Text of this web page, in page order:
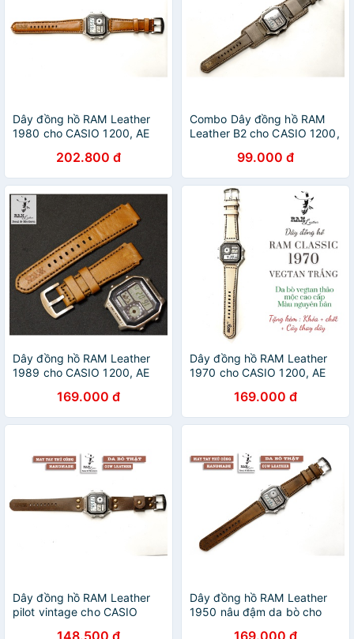
Dây đồng hồ RAM Leather
1980 cho CASIO 1200, AE
A168 , Size 18 da bò nâu
sáng
202.800 đ
Combo Dây đồng hồ RAM
Leather B2 cho CASIO 1200,
A168 , Size 18 da bò xám
99.000 đ
Dây đồng hồ RAM Leather
1989 cho CASIO 1200, AE
A168 , Size 18 da bê vàng
nâu
169.000 đ
Dây đồng hồ RAM Leather
1970 cho CASIO 1200, AE
A168 , Size 18 da bò Italia
Vegtan
169.000 đ
Dây đồng hồ RAM Leather
pilot vintage cho CASIO
148.500 đ
Dây đồng hồ RAM Leather
1950 nâu đậm da bò cho
169.000 đ